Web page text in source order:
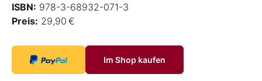
ISBN: 978-3-68932-071-3
Preis: 29,90 €
Im Shop kaufen